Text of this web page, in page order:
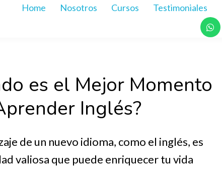
Home Nosotros Cursos Testimoniales
es el Mejor Momento
Inglés?
de un nuevo idioma, como el inglés, es
valiosa que puede enriquecer tu vida